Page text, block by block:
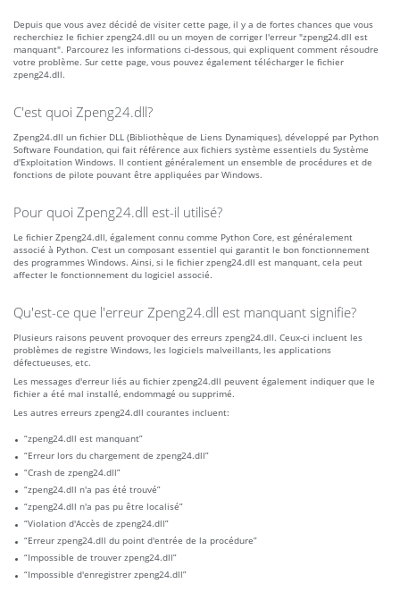
Depuis que vous avez décidé de visiter cette page, il y a de fortes chances que vous
recherchiez le fichier zpeng24.dll ou un moyen de corriger l'erreur "zpeng24.dll est
manquant". Parcourez les informations ci-dessous, qui expliquent comment résoudre
votre problème. Sur cette page, vous pouvez également télécharger le fichier
zpeng24.dll.
C'est quoi Zpeng24.dll?
Zpeng24.dll un fichier DLL (Bibliothèque de Liens Dynamiques), développé par Python
Software Foundation, qui fait référence aux fichiers système essentiels du Système
d'Exploitation Windows. Il contient généralement un ensemble de procédures et de
fonctions de pilote pouvant être appliquées par Windows.
Pour quoi Zpeng24.dll est-il utilisé?
Le fichier Zpeng24.dll, également connu comme Python Core, est généralement
associé à Python. C'est un composant essentiel qui garantit le bon fonctionnement
des programmes Windows. Ainsi, si le fichier zpeng24.dll est manquant, cela peut
affecter le fonctionnement du logiciel associé.
Qu'est-ce que l'erreur Zpeng24.dll est manquant signifie?
Plusieurs raisons peuvent provoquer des erreurs zpeng24.dll. Ceux-ci incluent les
problèmes de registre Windows, les logiciels malveillants, les applications
défectueuses, etc.
Les messages d'erreur liés au fichier zpeng24.dll peuvent également indiquer que le
fichier a été mal installé, endommagé ou supprimé.
Les autres erreurs zpeng24.dll courantes incluent:
“zpeng24.dll est manquant”
“Erreur lors du chargement de zpeng24.dll”
“Crash de zpeng24.dll”
“zpeng24.dll n'a pas été trouvé”
“zpeng24.dll n'a pas pu être localisé”
“Violation d'Accès de zpeng24.dll”
“Erreur zpeng24.dll du point d'entrée de la procédure”
“Impossible de trouver zpeng24.dll”
“Impossible d'enregistrer zpeng24.dll”